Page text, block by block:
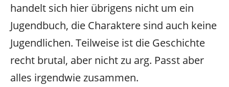
handelt sich hier übrigens nicht um ein
Jugendbuch, die Charaktere sind auch keine
Jugendlichen. Teilweise ist die Geschichte
recht brutal, aber nicht zu arg. Passt aber
alles irgendwie zusammen.